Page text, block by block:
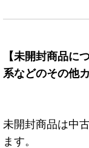
【未開封商品に
系などのその他
未開封商品は中
ます。